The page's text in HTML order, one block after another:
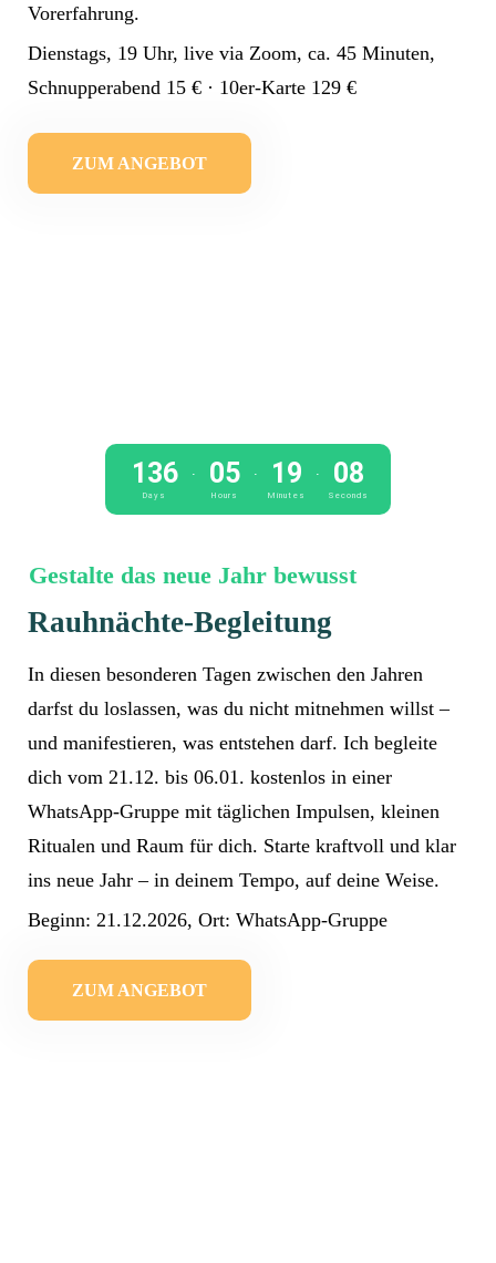
Vorerfahrung.
Dienstags, 19 Uhr, live via Zoom, ca. 45 Minuten,
Schnupperabend 15 € · 10er-Karte 129 €
ZUM ANGEBOT
Gestalte das neue Jahr bewusst
Rauhnächte-Begleitung
In diesen besonderen Tagen zwischen den Jahren
darfst du loslassen, was du nicht mitnehmen willst –
und manifestieren, was entstehen darf. Ich begleite
dich vom 21.12. bis 06.01. kostenlos in einer
WhatsApp-Gruppe mit täglichen Impulsen, kleinen
Ritualen und Raum für dich. Starte kraftvoll und klar
ins neue Jahr – in deinem Tempo, auf deine Weise.
Beginn: 21.12.2026, Ort: WhatsApp-Gruppe
ZUM ANGEBOT
136
Days
05
Hours
19
Minutes
08
Seconds